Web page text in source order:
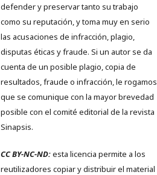
defender y preservar tanto su trabajo
como su reputación, y toma muy en serio
las acusaciones de infracción, plagio,
disputas éticas y fraude. Si un autor se da
cuenta de un posible plagio, copia de
resultados, fraude o infracción, le rogamos
que se comunique con la mayor brevedad
posible con el comité editorial de la revista
Sinapsis.
CC BY-NC-ND:esta licencia permite a los
reutilizadores copiar y distribuir el material